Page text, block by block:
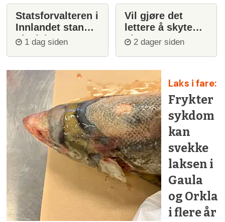
Statsforvalteren i
Innlandet stanser
ulvejakt
1 dag siden
Vil gjøre det
lettere å skyte
ulv2 dager siden
Laks i fare:
Frykter
sykdom
kan
svekke
laksen i
Gaula
og Orkla
i flere år